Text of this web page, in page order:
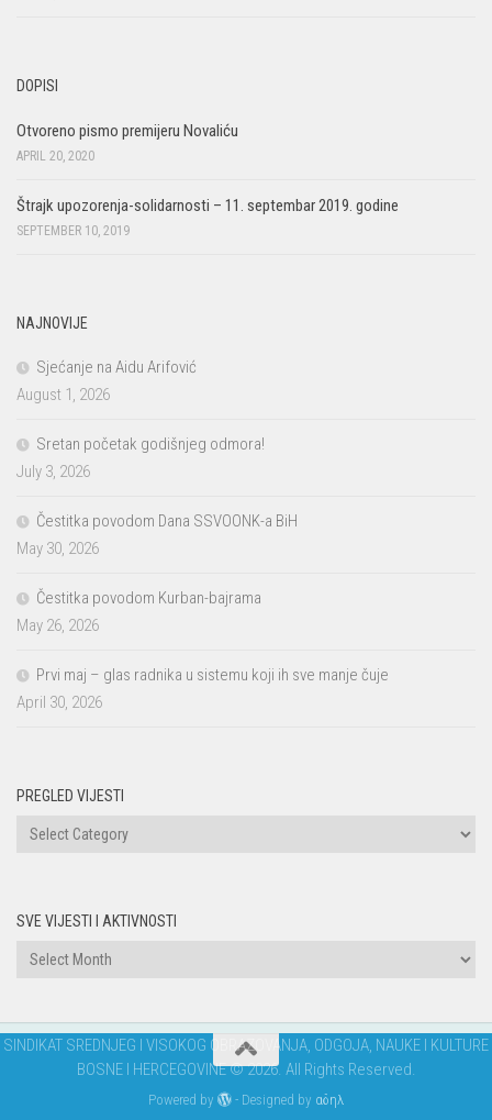
DOPISI
Otvoreno pismo premijeru Novaliću
APRIL 20, 2020
Štrajk upozorenja-solidarnosti – 11. septembar 2019. godine
SEPTEMBER 10, 2019
NAJNOVIJE
Sjećanje na Aidu Arifović
August 1, 2026
Sretan početak godišnjeg odmora!
July 3, 2026
Čestitka povodom Dana SSVOONK-a BiH
May 30, 2026
Čestitka povodom Kurban-bajrama
May 26, 2026
Prvi maj – glas radnika u sistemu koji ih sve manje čuje
April 30, 2026
PREGLED VIJESTI
PREGLED
SVE VIJESTI I AKTIVNOSTI
Sve
aktivnosti
SINDIKAT SREDNJEG I VISOKOG OBRAZOVANJA, ODGOJA, NAUKE I KULTURE
BOSNE I HERCEGOVINE © 2026. All Rights Reserved.
Powered by - Designed by αδηλ